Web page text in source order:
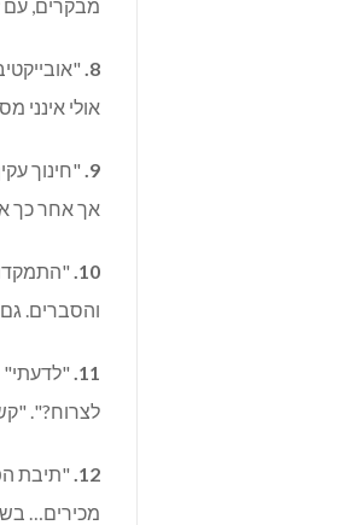
מבקרים, עם
8.
אולי אינני
9. "חינוך
אך אחר כך
10.
והסברים.
11.
לצרוח?".
12. "תיבת
מכירים…